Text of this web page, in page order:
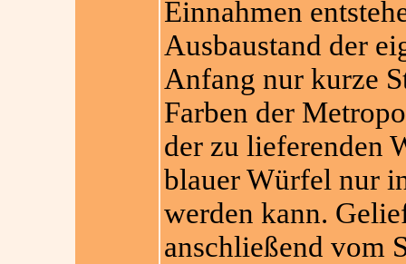
Einnahmen
Ausbaustand der
Anfang nur kurze
Farben der
der zu lieferenden
blauer Würfel nur
werden kann.
anschließend vom